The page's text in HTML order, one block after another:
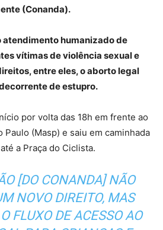
(Conanda).
atendimento humanizado de
vítimas de violência sexual e
entre eles, o aborto legal
de estupro.
por volta das 18h em frente ao
Paulo (Masp) e saiu em caminhada
a Praça do Ciclista.
[DO CONANDA] NÃO
NOVO DIREITO, MAS
FLUXO DE ACESSO AO